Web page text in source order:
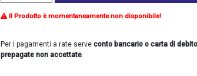
Il Prodotto è momentaneamente non disponibile!
Per i pagamenti a rate serve conto bancario o carta di
prepagate non accettate.